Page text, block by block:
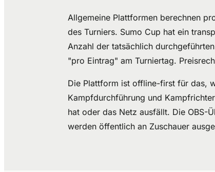
Allgemeine Plattformen berechnen
des Turniers. Sumo Cup hat ein
Anzahl der tatsächlich
"pro Eintrag" am Turniertag.
Die Plattform ist offline-first für das,
Kampfdurchführung und
hat oder das Netz ausfällt. Die OBS-
werden öffentlich an Zuschauer